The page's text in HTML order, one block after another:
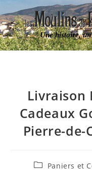
Une histoire,
Livraison
Cadeaux
Pierre-de-
Paniers et